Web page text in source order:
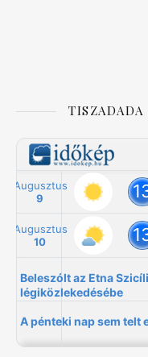
TISZADADA